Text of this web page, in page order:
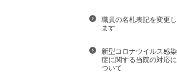
職員の名札表記を変更し
ます
新型コロナウイルス感染
症に関する当院の対応に
ついて